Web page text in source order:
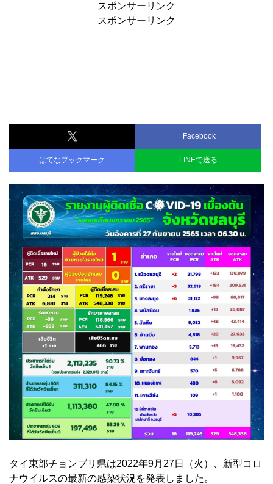
スポンサーリンク
スポンサーリンク
Facebook
はてなブックマーク LINEで送る
タイ東部チョンブリ県は2022年9月27日（火）、新型コロ
ナウイルスの最新の感染状況を発表しました。